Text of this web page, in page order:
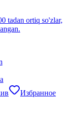
tadan ortiq so'zlar,
Избранное